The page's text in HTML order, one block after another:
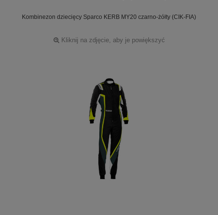
Kombinezon dziecięcy Sparco KERB MY20 czarno-żółty (CIK-FIA)
Kliknij na zdjęcie, aby je powiększyć